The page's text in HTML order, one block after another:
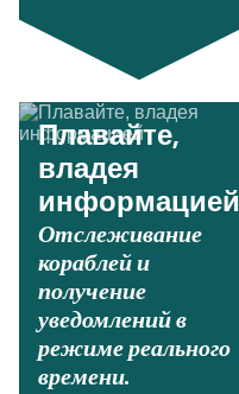
Плавайте,
владея
информацией
Отслеживание
кораблей и
получение
уведомлений в
режиме реального
времени.